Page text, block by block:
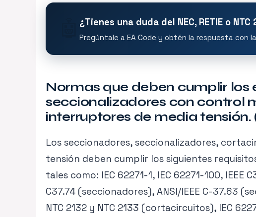
¿Tienes una duda del NEC, RETIE o NTC
Pregúntale a EA Code y obtén la respuesta
Normas que deben cumplir los
seccionalizadores con control
interruptores de media tensión.
Los seccionadores, seccionalizadores,
tensión deben cumplir los siguientes
tales como: IEC 62271-1, IEC 62271-100, IEEE
C37.74 (seccionadores), ANSI/IEEE C-37.63
NTC 2132 y NTC 2133 (cortacircuitos), IEC